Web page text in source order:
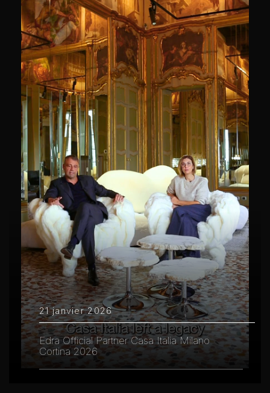
21 janvier 2026
Edra Official Partner Casa Italia Milano
Cortina 2026